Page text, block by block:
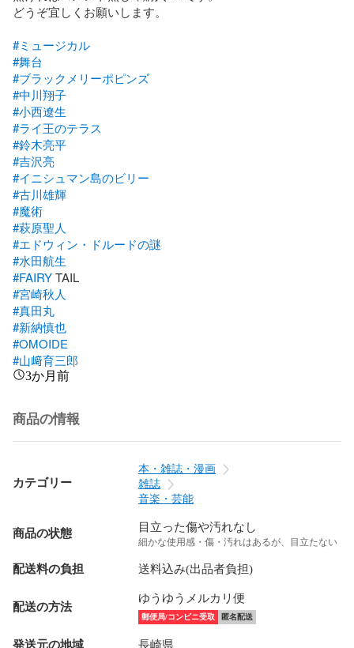
どうぞ宜しくお願いします。
#ミュージカル
#舞台
#ブラックメリーポピンズ
#中川翔子
#小西遼生
#ライ王のテラス
#鈴木亮平
#吉沢亮
#イニシュマン島のビリー
#古川雄輝
#魔術
#萩原聖人
#エドウィン・ドルードの謎
#水田航生
#FAIRY
#宮崎秋人
#真田丸
#新納慎也
#OMOIDE
#山﨑育三郎
3か月前
商品の情報
カテゴリー
本・雑誌・漫画
雑誌
音楽・芸能
商品の状態 目立った傷や汚れなし
細かな使用感・傷・汚れはあるが、目立たない
配送料の負担 送料込み(出品者負担)
配送の方法
ゆうゆうメルカリ便
郵便局/コンビニ受取 匿名配送
発送元の地域 長崎県